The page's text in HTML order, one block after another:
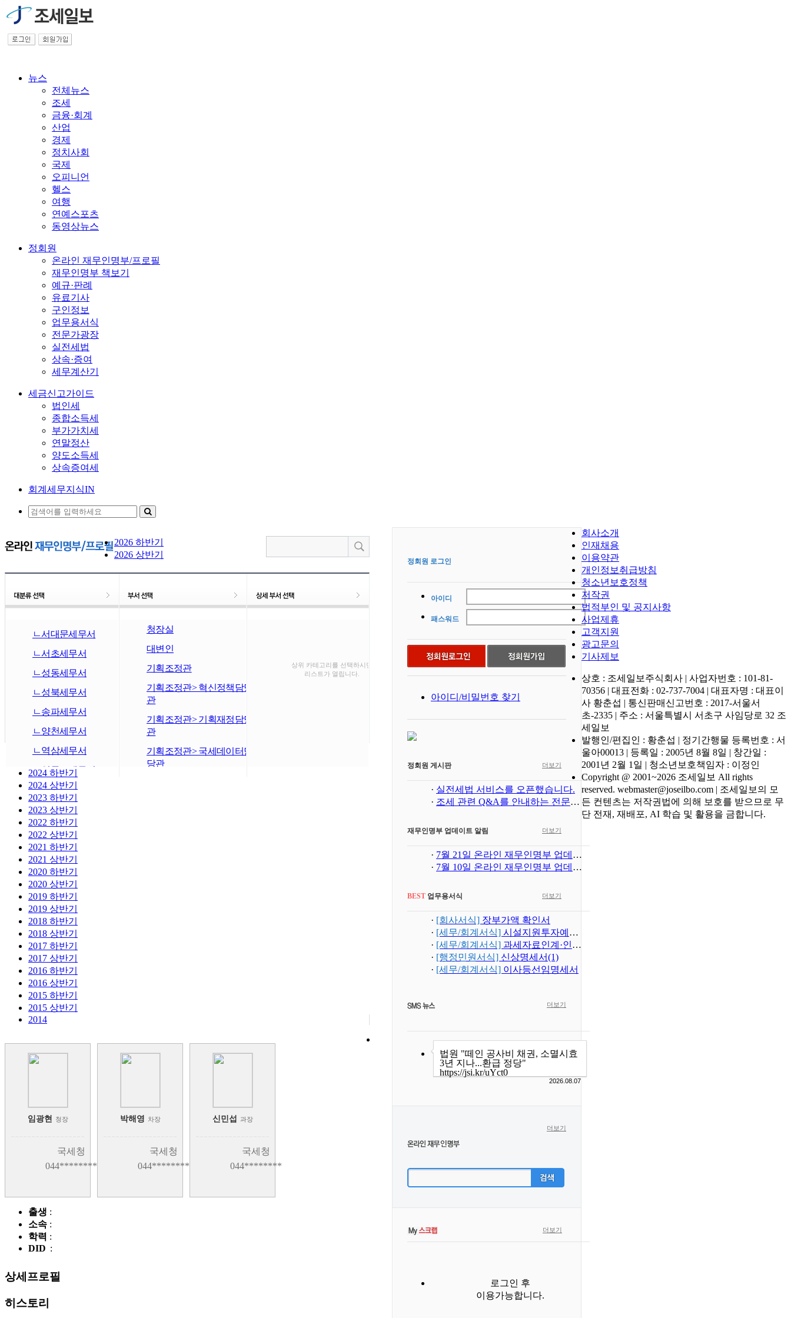
뉴스
전체뉴스
조세
금융·회계
산업
경제
정치사회
국제
오피니언
헬스
여행
연예스포츠
동영상뉴스
정회원
온라인 재무인명부/프로필
재무인명부 책보기
예규·판례
유료기사
구인정보
업무용서식
전문가광장
실전세법
상속·증여
세무계산기
세금신고가이드
법인세
종합소득세
부가가치세
연말정산
양도소득세
상속증여세
회계세무지식IN
ㄴ대구사무소
ㄴ광주사무소
금융위원회
금융감독원
ㄴ기획·디지털
ㄴ은행·중소금융
ㄴ자본시장·회계
ㄴ민생·보험
한경협
상공회의소
국세청
ㄴ국세청주류면허지원
센터
ㄴ국세공무원교육원
ㄴ국세상담센터
서울지방국세청
ㄴ강남세무서
ㄴ강서세무서
ㄴ관악세무서
ㄴ구로세무서
ㄴ금천세무서
ㄴ도봉세무서
ㄴ마포세무서
ㄴ반포세무서
ㄴ서대문세무서
ㄴ서초세무서
ㄴ성동세무서
ㄴ성북세무서
ㄴ송파세무서
ㄴ양천세무서
ㄴ역삼세무서
ㄴ영등포세무서
ㄴ용산세무서
ㄴ은평세무서
ㄴ잠실세무서
ㄴ종로세무서
ㄴ중랑세무서
ㄴ중부세무서
중부지방국세청
ㄴ강릉세무서
ㄴ경기광주세무서
ㄴ구리세무서
ㄴ기흥세무서
ㄴ남양주세무서
ㄴ동수원세무서
ㄴ동안산세무서
ㄴ동안양세무서
ㄴ삼척세무서
ㄴ성남세무서
ㄴ속초세무서
ㄴ시흥세무서
ㄴ안산세무서
ㄴ안양세무서
ㄴ용인세무서
청장실
대변인
기획조정관
기획조정관> 혁신정책담당
관
기획조정관> 기획재정담당
관
기획조정관> 국세데이터담
당관
국제조세관리관
국제조세관리관> 역외정보
담당관
국제조세관리관> 상호합의
담당관
국제조세관리관> 국제세원
상위 카테고리를 선택하시면
리스트가 열립니다.
2026 하반기
2026 상반기
2025 하반기
2024 하반기
2024 상반기
2023 하반기
2023 상반기
2022 하반기
2022 상반기
2021 하반기
2021 상반기
2020 하반기
2020 상반기
2019 하반기
2019 상반기
2018 하반기
2018 상반기
2017 하반기
2017 상반기
2016 하반기
2016 상반기
2015 하반기
2015 상반기
2014
임광현 청장
국세청
044********
박해영 차장
국세청
044********
신민섭 과장
국세청
044********
출생 :
소속 :
학력 :
DID :
상세프로필
히스토리
정회원 로그인
아이디
패스워드
아이디/비밀번호 찾기
정회원 게시판 더보기
· 실전세법 서비스를 오픈했습니다.
· 조세 관련 Q&A를 안내하는 전문가광장 서비스 오픈
재무인명부 업데이트 알림 더보기
· 7월 21일 온라인 재무인명부 업데이트
· 7월 10일 온라인 재무인명부 업데이트
BEST 업무용서식 더보기
· [회사서식] 장부가액 확인서
· [세무/회계서식] 시설지원투자예산표
· [세무/회계서식] 과세자료인계·인수서
· [행정민원서식] 신상명세서(1)
· [세무/회계서식] 이사등선임명세서
더보기
법원 "떼인 공사비 채권, 소멸시효
3년 지나...환급 정당"
https://jsi.kr/uYct0
2026.08.07
더보기
더보기
로그인 후
이용가능합니다.
회사소개
인재채용
이용약관
개인정보취급방침
청소년보호정책
저작권
법적부인 및 공지사항
사업제휴
고객지원
광고문의
기사제보
상호 : 조세일보주식회사 | 사업자번호 : 101-81-
70356 | 대표전화 : 02-737-7004 | 대표자명 : 대표이
사 황춘섭 | 통신판매신고번호 : 2017-서울서
초-2335 | 주소 : 서울특별시 서초구 사임당로 32 조
세일보
발행인/편집인 : 황춘섭 | 정기간행물 등록번호 : 서
울아00013 | 등록일 : 2005년 8월 8일 | 창간일 :
2001년 2월 1일 | 청소년보호책임자 : 이정인
Copyright @ 2001~2026 조세일보 All rights
reserved. webmaster@joseilbo.com | 조세일보의 모
든 컨텐츠는 저작권법에 의해 보호를 받으므로 무
단 전재, 재배포, AI 학습 및 활용을 금합니다.